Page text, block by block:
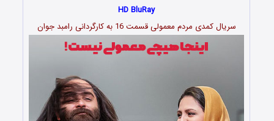
HD BluRay
سریال کمدی مردم معمولی قسمت 16 به کارگردانی رامبد جوان